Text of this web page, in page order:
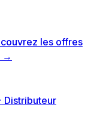
les offres
→
Distributeur